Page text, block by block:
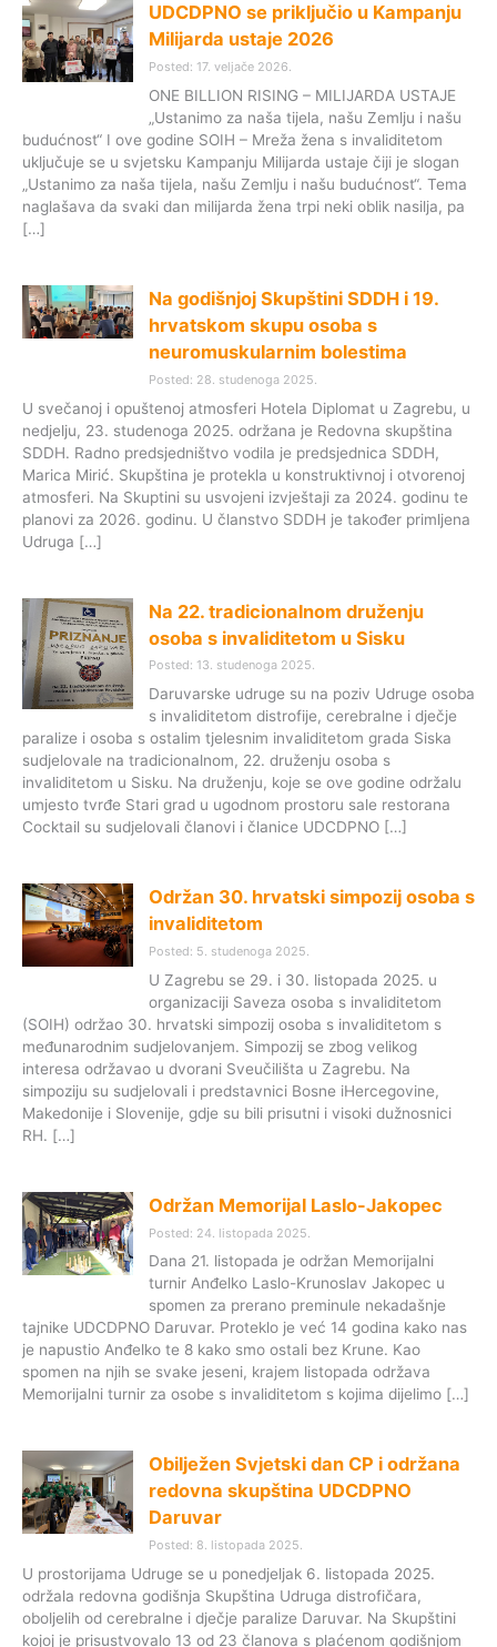
UDCDPNO se priključio u Kampanju
Milijarda ustaje 2026
Posted: 17. veljače 2026.
ONE BILLION RISING – MILIJARDA USTAJE
„Ustanimo za naša tijela, našu Zemlju i našu
budućnost“ I ove godine SOIH – Mreža žena s invaliditetom
uključuje se u svjetsku Kampanju Milijarda ustaje čiji je slogan
„Ustanimo za naša tijela, našu Zemlju i našu budućnost“. Tema
naglašava da svaki dan milijarda žena trpi neki oblik nasilja, pa
[…]
Na godišnjoj Skupštini SDDH i 19.
hrvatskom skupu osoba s
neuromuskularnim bolestima
Posted: 28. studenoga 2025.
U svečanoj i opuštenoj atmosferi Hotela Diplomat u Zagrebu, u
nedjelju, 23. studenoga 2025. održana je Redovna skupština
SDDH. Radno predsjedništvo vodila je predsjednica SDDH,
Marica Mirić. Skupština je protekla u konstruktivnoj i otvorenoj
atmosferi. Na Skuptini su usvojeni izvještaji za 2024. godinu te
planovi za 2026. godinu. U članstvo SDDH je također primljena
Udruga […]
Na 22. tradicionalnom druženju
osoba s invaliditetom u Sisku
Posted: 13. studenoga 2025.
Daruvarske udruge su na poziv Udruge osoba
s invaliditetom distrofije, cerebralne i dječje
paralize i osoba s ostalim tjelesnim invaliditetom grada Siska
sudjelovale na tradicionalnom, 22. druženju osoba s
invaliditetom u Sisku. Na druženju, koje se ove godine održalu
umjesto tvrđe Stari grad u ugodnom prostoru sale restorana
Cocktail su sudjelovali članovi i članice UDCDPNO […]
Održan 30. hrvatski simpozij osoba s
invaliditetom
Posted: 5. studenoga 2025.
U Zagrebu se 29. i 30. listopada 2025. u
organizaciji Saveza osoba s invaliditetom
(SOIH) održao 30. hrvatski simpozij osoba s invaliditetom s
međunarodnim sudjelovanjem. Simpozij se zbog velikog
interesa održavao u dvorani Sveučilišta u Zagrebu. Na
simpoziju su sudjelovali i predstavnici Bosne iHercegovine,
Makedonije i Slovenije, gdje su bili prisutni i visoki dužnosnici
RH. […]
Održan Memorijal Laslo-Jakopec
Posted: 24. listopada 2025.
Dana 21. listopada je održan Memorijalni
turnir Anđelko Laslo-Krunoslav Jakopec u
spomen za prerano preminule nekadašnje
tajnike UDCDPNO Daruvar. Proteklo je već 14 godina kako nas
je napustio Anđelko te 8 kako smo ostali bez Krune. Kao
spomen na njih se svake jeseni, krajem listopada održava
Memorijalni turnir za osobe s invaliditetom s kojima dijelimo […]
Obilježen Svjetski dan CP i održana
redovna skupština UDCDPNO
Daruvar
Posted: 8. listopada 2025.
U prostorijama Udruge se u ponedjeljak 6. listopada 2025.
održala redovna godišnja Skupština Udruga distrofičara,
oboljelih od cerebralne i dječje paralize Daruvar. Na Skupštini
kojoj je prisustvovalo 13 od 23 članova s plaćenom godišnjom